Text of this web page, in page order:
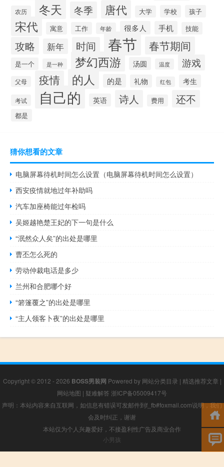
农历 冬天 冬季 唐代 大学 学校 孩子
宋代 寓意 工作 年龄 很多人 手机 技能
攻略 新年 时间 春节 春节期间
是一个 是一种 梦幻西游 汤圆 温度 游戏
父母 疫情 的人 的是 礼物 红包 考生
考试 自己的 英语 诗人 费用 还不
都是
猜你想看的文章
电脑屏幕待机时间怎么设置（电脑屏幕待机时间怎么设置）
西安疫情就地过年补助吗
汽车加座椅能过年检吗
吴姬越艳楚王妃的下一句是什么
“泯然众人矣”的出处是哪里
曹丕怎么死的
劳动仲裁电话是多少
兰州和合肥哪个好
“箬篷覆之”的出处是哪里
“主人领客卜夜”的出处是哪里
Copyright © 2012 - 2026 BOSS男装网 Powered by 网站分类目录 | 精选推荐文章 |
网站地图 | 疑难解答 浙ICP备05009417号
声明：本站内容来自互联网，如信息有错误可发邮件到f_fb#foxmail.com说明，我们
会及时纠正，谢谢
本站仅为个人兴趣爱好，不接盈利性广告及商业合作
小男孩